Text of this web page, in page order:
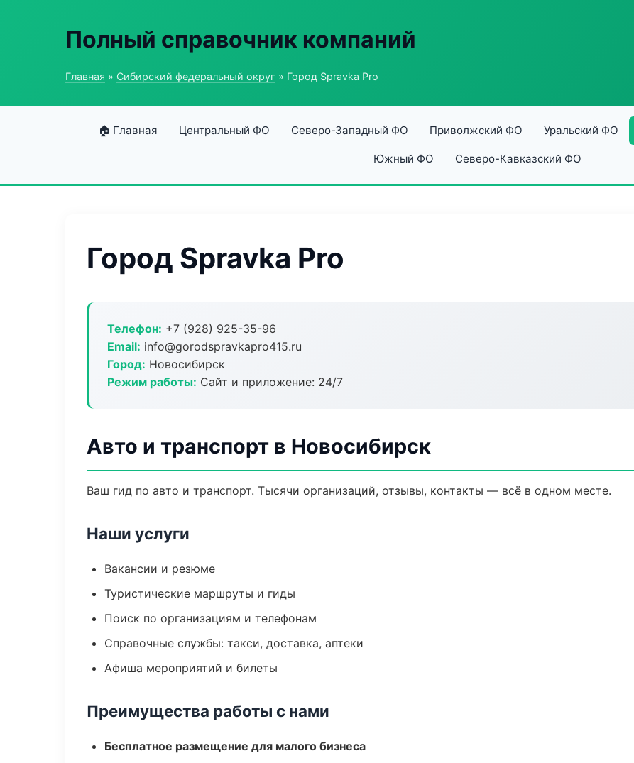
Полный справочник компаний
Главная » Сибирский федеральный округ » Город Spravka Pro
🏠 Главная Центральный ФО Северо-Западный ФО Приволжский ФО Уральский ФО
Южный ФО Северо-Кавказский ФО
Город Spravka Pro
Телефон: +7 (928) 925-35-96
Email: info@gorodspravkapro415.ru
Город: Новосибирск
Режим работы: Сайт и приложение: 24/7
Авто и транспорт в Новосибирск
Ваш гид по авто и транспорт. Тысячи организаций, отзывы, контакты — всё в одном месте.
Наши услуги
Вакансии и резюме
Туристические маршруты и гиды
Поиск по организациям и телефонам
Справочные службы: такси, доставка, аптеки
Афиша мероприятий и билеты
Преимущества работы с нами
Бесплатное размещение для малого бизнеса